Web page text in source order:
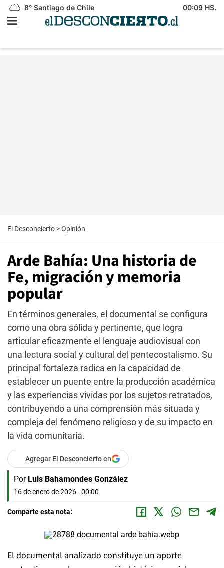
8° Santiago de Chile 00:09 HS.
El Desconcierto >Opinión
Arde Bahía: Una historia de
Fe, migración y memoria
popular
En términos generales, el documental se configura
como una obra sólida y pertinente, que logra
articular eficazmente el lenguaje audiovisual con
una lectura social y cultural del pentecostalismo. Su
principal fortaleza radica en la capacidad de
establecer un puente entre la producción académica
y las experiencias vividas por los sujetos retratados,
contribuyendo a una comprensión más situada y
compleja del fenómeno religioso y de su impacto en
la vida comunitaria.
Agregar El Desconcierto en
Por Luis Bahamondes González
16 de enero de 2026 - 00:00
Comparte esta nota:
El documental analizado constituye un aporte